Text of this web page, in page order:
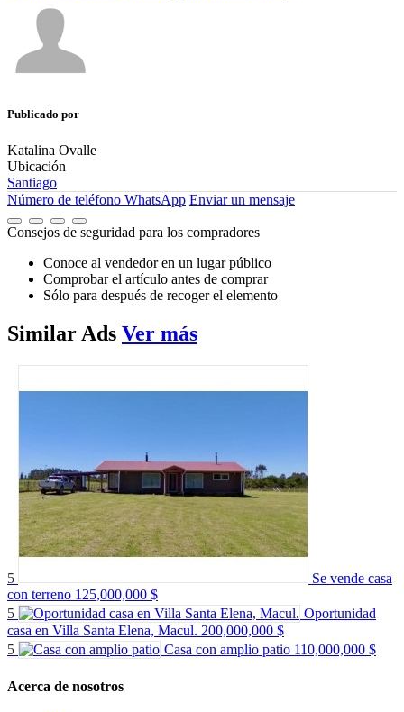
Publicado por
Katalina Ovalle
Ubicación
Santiago
Número de teléfono WhatsApp Enviar un mensaje
Consejos de seguridad para los compradores
Conoce al vendedor en un lugar público
Comprobar el artículo antes de comprar
Sólo para después de recoger el elemento
Similar Ads Ver más
5
Se vende casa
con terreno 125,000,000 $
5
Oportunidad
casa en Villa Santa Elena, Macul. 200,000,000 $
5
Casa con amplio patio 110,000,000 $
Acerca de nosotros